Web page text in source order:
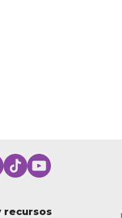
recursos